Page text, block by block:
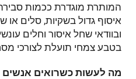
המותרת מוגדרת ככמות
איסוף גדול בשקיות, סלים או
ובוודאי שחל איסור וחלים
בטבע צמחי תועלת לצורכי
מה לעשות כשרואים